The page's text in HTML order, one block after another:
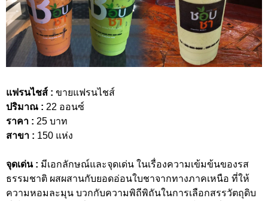
แฟรนไชส์ : ขายแฟรนไชส์
ปริมาณ : 22 ออนซ์
ราคา : 25 บาท
สาขา : 150 แห่ง
จุดเด่น : มีเอกลักษณ์และจุดเด่น ในเรื่องความเข้มข้นของรส
ธรรมชาติ ผสผสานกับยอดอ่อนใบชาจากทางภาคเหนือ ที่ให้
ความหอมละมุน บวกกับความพิถีพิถันในการเลือกสรรวัตถุดิบ